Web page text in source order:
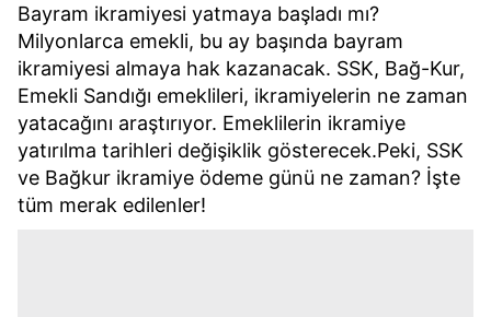
Bayram ikramiyesi yatmaya başladı mı?
Milyonlarca emekli, bu ay başında bayram
ikramiyesi almaya hak kazanacak. SSK, Bağ-Kur,
Emekli Sandığı emeklileri, ikramiyelerin ne zaman
yatacağını araştırıyor. Emeklilerin ikramiye
yatırılma tarihleri değişiklik gösterecek.Peki, SSK
ve Bağkur ikramiye ödeme günü ne zaman? İşte
tüm merak edilenler!